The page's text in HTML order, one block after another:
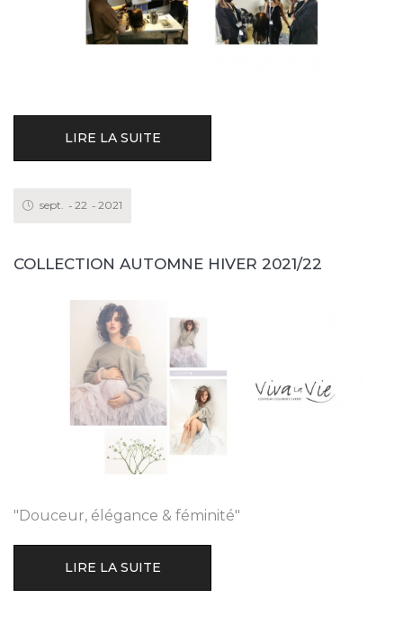
LIRE LA SUITE
sept. 22 2021
COLLECTION AUTOMNE HIVER 2021/22
"Douceur, élégance & féminité"
LIRE LA SUITE